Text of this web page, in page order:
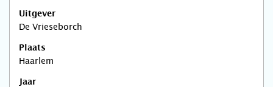
Uitgever
De Vrieseborch
Plaats
Haarlem
Jaar